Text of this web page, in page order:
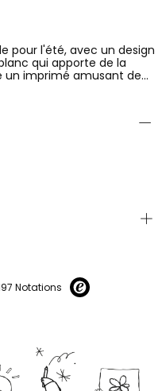
pour l'été, avec un design
qui apporte de la
un imprimé amusant de
est doux et
Disponible en
à la croissance des
des jeans ou des shorts
Notations